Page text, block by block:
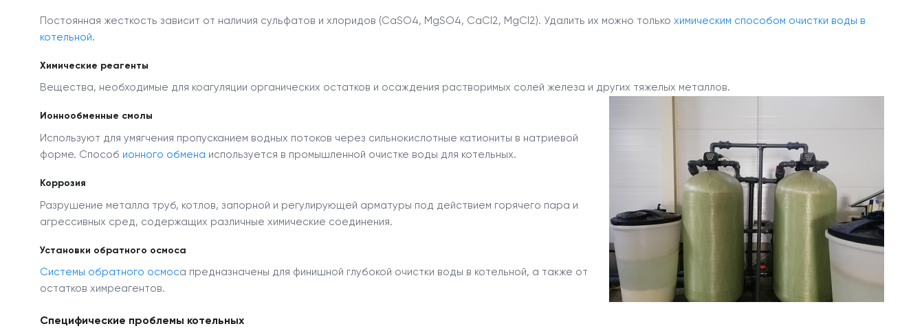
Постоянная жесткость зависит от наличия сульфатов и хлоридов (CaSO4, MgSO4, CaCl 2 , MgCl 2 ). Удалить их можно только химическим способом очистки воды в
котельной.
Химические реагенты
Вещества, необходимые для коагуляции органических остатков и осаждения растворимых солей железа и других тяжелых металлов.
Ионнообменные смолы
Используют для умягчения пропусканием водных потоков через сильнокислотные катиониты в натриевой
форме. Способ ионного обмена используется в промышленной очистке воды для котельных.
Коррозия
Разрушение металла труб, котлов, запорной и регулирующей арматуры под действием горячего пара и
агрессивных сред, содержащих различные химические соединения.
Установки обратного осмоса
Системы обратного осмоса предназначены для финишной глубокой очистки воды в котельной, а также от
остатков химреагентов.
Специфические проблемы котельных